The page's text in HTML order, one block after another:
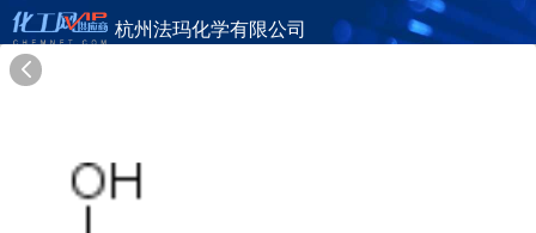
杭州法玛化学有限公司